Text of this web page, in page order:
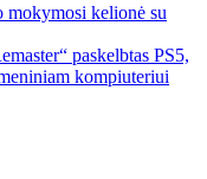
mokymosi kelionė su
paskelbtas PS5,
kompiuteriui